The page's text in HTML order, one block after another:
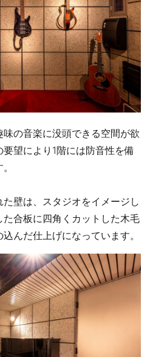
味の音楽に没頭できる空間が欲
望により1階には防音性を備
壁は、スタジオをイメージし
合板に四角くカットした木毛
んだ仕上げになっています。